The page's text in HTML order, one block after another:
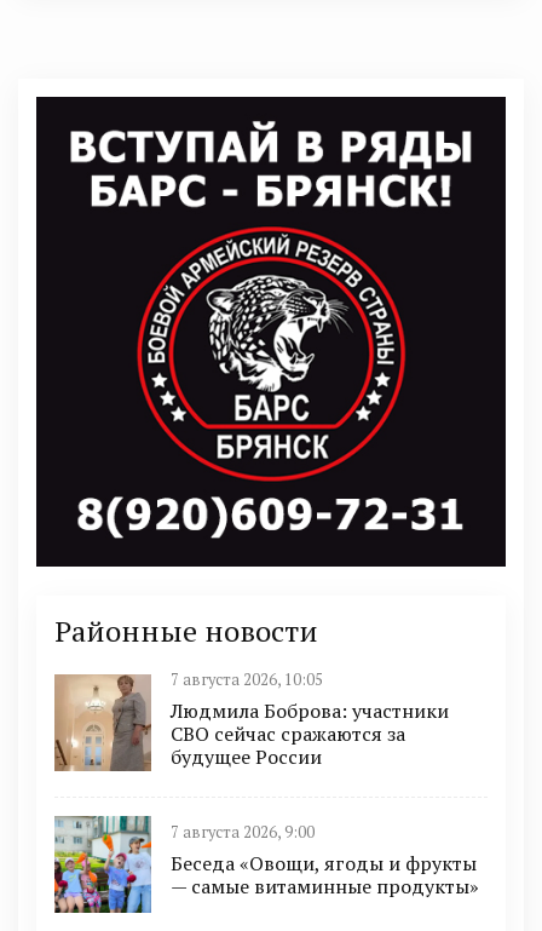
Районные новости
7 августа 2026, 10:05
Людмила Боброва: участники
СВО сейчас сражаются за
будущее России
7 августа 2026, 9:00
Беседа «Овощи, ягоды и фрукты
— самые витаминные продукты»